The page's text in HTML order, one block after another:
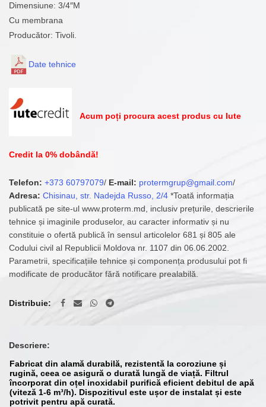
Dimensiune: 3/4″M
Cu membrana
Producător: Tivoli.
Date tehnice
Acum poți procura acest produs cu Iute
Credit la 0% dobândă!
Telefon: +373 60797079/ E-mail: protermgrup@gmail.com/
Adresa: Chisinau, str. Nadejda Russo, 2/4 *Toată informația
publicată pe site-ul www.proterm.md, inclusiv prețurile, descrierile
tehnice și imaginile produselor, au caracter informativ și nu
constituie o ofertă publică în sensul articolelor 681 și 805 ale
Codului civil al Republicii Moldova nr. 1107 din 06.06.2002.
Parametrii, specificațiile tehnice și componența produsului pot fi
modificate de producător fără notificare prealabilă.
Distribuie
Descriere:
Fabricat din alamă durabilă, rezistentă la coroziune și
rugină, ceea ce asigură o durată lungă de viață. Filtrul
încorporat din oțel inoxidabil purifică eficient debitul de apă
(viteză 1-6 m³/h). Dispozitivul este ușor de instalat și este
potrivit pentru apă curată.